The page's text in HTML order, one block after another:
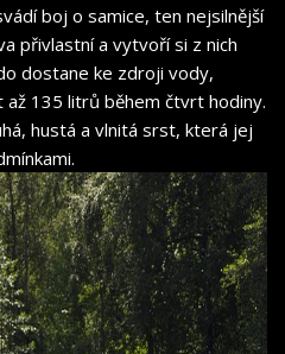
boj o samice, ten nejsilnější
přivlastní a vytvoří si z nich
dostane ke zdroji vody,
135 litrů během čtvrt hodiny.
hustá a vlnitá srst, která jej